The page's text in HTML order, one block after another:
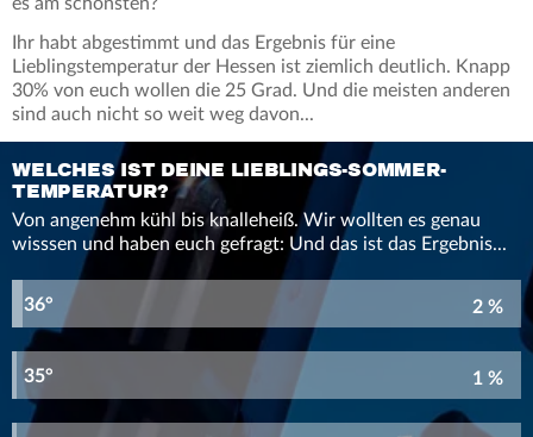
Ihr habt abgestimmt und das Ergebnis für eine
Lieblingstemperatur der Hessen ist ziemlich deutlich. Knapp
30% von euch wollen die 25 Grad. Und die meisten anderen
sind auch nicht so weit weg davon...
WELCHES IST DEINE LIEBLINGS-SOMMER-
TEMPERATUR?
Von angenehm kühl bis knalleheiß. Wir wollten es genau
wisssen und haben euch gefragt: Und das ist das Ergebnis...
36° 2 %
35° 1 %